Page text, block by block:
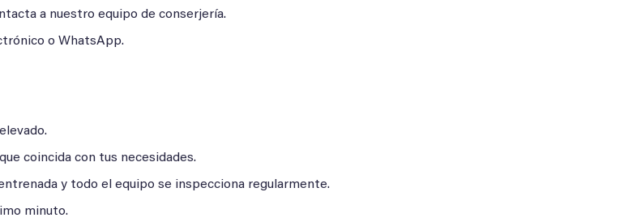
a nuestro equipo de conserjería.
o WhatsApp.
coincida con tus necesidades.
y todo el equipo se inspecciona regularmente.
minuto.